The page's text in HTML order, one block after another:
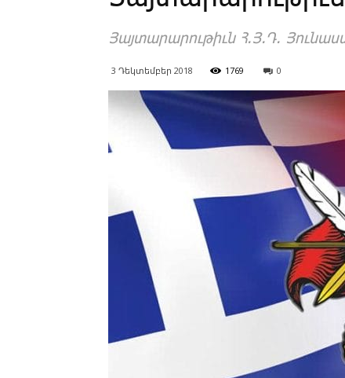
Յայտարարութիւն Հ.Յ.Դ.
3 Դեկտեմբեր 2018 1769 0